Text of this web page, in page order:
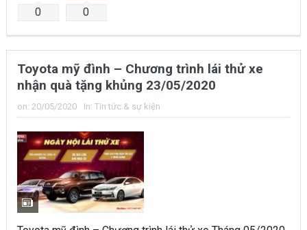
0 0
Toyota mỹ đình – Chương trình lái thử xe
nhận quà tặng khủng 23/05/2020
on: 20/05/2020 In: Tin tức & sự kiện